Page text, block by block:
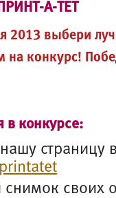
А-ТЕТ
2013 выбери
конкурс!
в конкурсе:
страницу
своих